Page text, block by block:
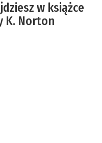
w książce
K. Norton